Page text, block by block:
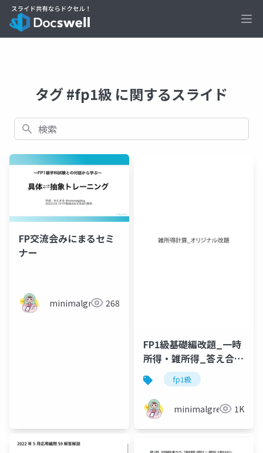
タグ #fp1級 に関するスライド
検索
FP交流会みにまるセミ
ナー
minimalgreen268
FP1級基礎編改題_一時
所得・雑所得_答え合わ
せ
fp1級
minimalgreen 1K